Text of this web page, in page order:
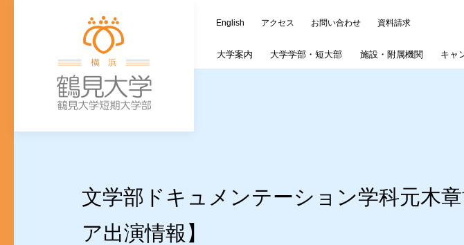
English アクセス お問い合わせ 資料請求
大学案内 大学学部・短大部 施設・ 附属機関 キャ
(新入生対象)奨学生制度 募集要項
文学部ドキュメンテーション学科元木
ア出演情報】